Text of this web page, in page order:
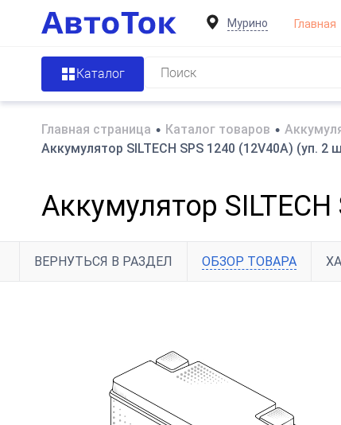
Мурино Главная
Каталог
Главная страница • Каталог товаров •
Аккумулятор SILTECH SPS 1240 (12V40A) (уп. 2
Аккумулятор
ВЕРНУТЬСЯ В РАЗДЕЛ ОБЗОР ТОВАРА